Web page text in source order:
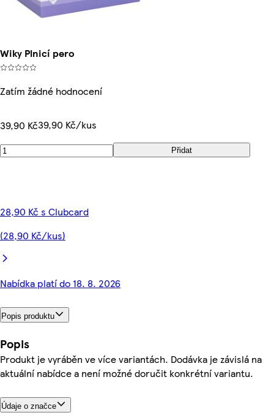
Wiky Plnicí pero
Zatím žádné hodnocení
39,90 Kč39,90 Kč/kus
Přidat
28,90 Kč s Clubcard
(28,90 Kč/kus)
Nabídka platí do 18. 8. 2026
Popis produktu
Popis
Produkt je vyráběn ve více variantách. Dodávka je závislá na
aktuální nabídce a není možné doručit konkrétní variantu.
Údaje o značce